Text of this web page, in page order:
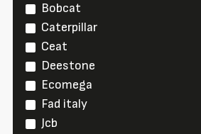
Bobcat
Caterpillar
Ceat
Deestone
Ecomega
Fad italy
Jcb